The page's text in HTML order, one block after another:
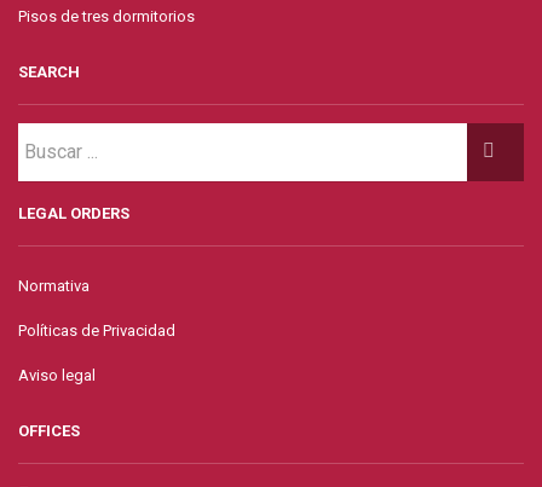
Pisos de tres dormitorios
SEARCH
LEGAL ORDERS
Normativa
Políticas de Privacidad
Aviso legal
OFFICES